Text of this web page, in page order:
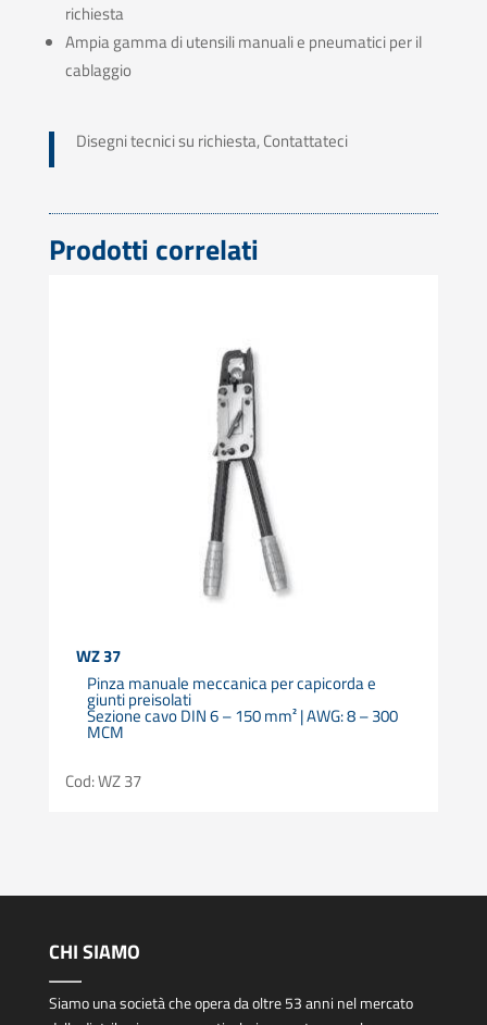
richiesta
Ampia gamma di utensili manuali e pneumatici per il
cablaggio
Disegni tecnici su richiesta, Contattateci
Prodotti correlati
WZ 37
Pinza manuale meccanica per capicorda e
giunti preisolati
Sezione cavo DIN 6 – 150 mm² | AWG: 8 – 300
MCM
Cod: WZ 37
CHI SIAMO
Siamo una società che opera da oltre 53 anni nel mercato